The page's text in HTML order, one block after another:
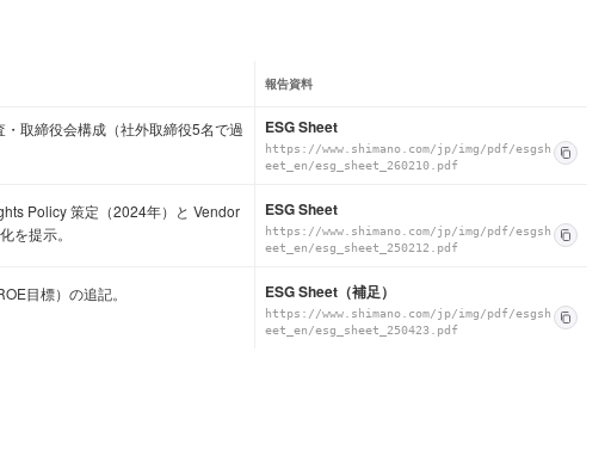
報告資料
取締役会構成（社外取締役5名で過
ESG Sheet
https://www.shimano.com/jp/img/pdf/esgsh
eet_en/esg_sheet_260210.pdf
Policy 策定（2024年）と Vendor
を提示。
ESG Sheet
https://www.shimano.com/jp/img/pdf/esgsh
eet_en/esg_sheet_250212.pdf
目標）の追記。 ESG Sheet（補足）
https://www.shimano.com/jp/img/pdf/esgsh
eet_en/esg_sheet_250423.pdf